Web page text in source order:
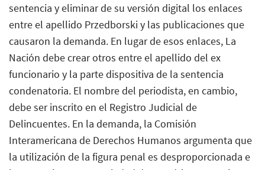
sentencia y eliminar de su versión digital los enlaces
entre el apellido Przedborski y las publicaciones que
causaron la demanda. En lugar de esos enlaces, La
Nación debe crear otros entre el apellido del ex
funcionario y la parte dispositiva de la sentencia
condenatoria. El nombre del periodista, en cambio,
debe ser inscrito en el Registro Judicial de
Delincuentes. En la demanda, la Comisión
Interamericana de Derechos Humanos argumenta que
la utilización de la figura penal es desproporcionada e